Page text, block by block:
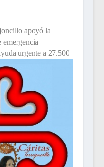
apoyó la
emergencia
urgente a 27.500